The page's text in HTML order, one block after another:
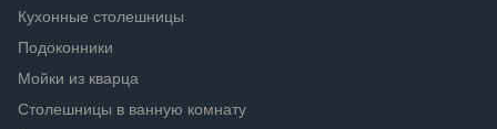
Кухонные столешницы
Подоконники
Мойки из кварца
Столешницы в ванную комнату